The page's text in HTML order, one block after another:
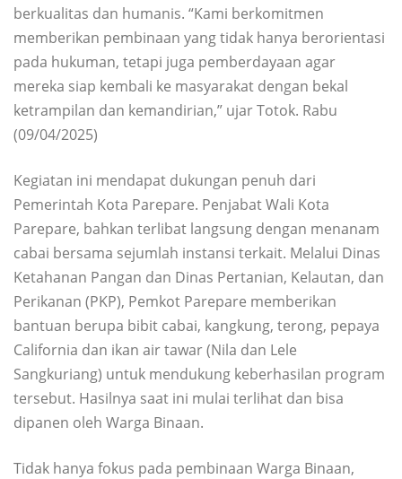
berkualitas dan humanis. “Kami berkomitmen
memberikan pembinaan yang tidak hanya berorientasi
pada hukuman, tetapi juga pemberdayaan agar
mereka siap kembali ke masyarakat dengan bekal
ketrampilan dan kemandirian,” ujar Totok. Rabu
(09/04/2025)
Kegiatan ini mendapat dukungan penuh dari
Pemerintah Kota Parepare. Penjabat Wali Kota
Parepare, bahkan terlibat langsung dengan menanam
cabai bersama sejumlah instansi terkait. Melalui Dinas
Ketahanan Pangan dan Dinas Pertanian, Kelautan, dan
Perikanan (PKP), Pemkot Parepare memberikan
bantuan berupa bibit cabai, kangkung, terong, pepaya
California dan ikan air tawar (Nila dan Lele
Sangkuriang) untuk mendukung keberhasilan program
tersebut. Hasilnya saat ini mulai terlihat dan bisa
dipanen oleh Warga Binaan.
Tidak hanya fokus pada pembinaan Warga Binaan,